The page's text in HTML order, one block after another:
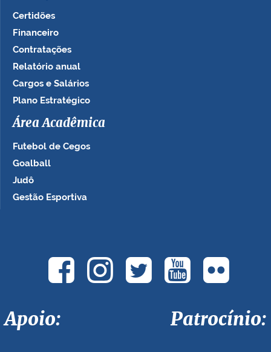
Certidões
Financeiro
Contratações
Relatório anual
Cargos e Salários
Plano Estratégico
Área Acadêmica
Futebol de Cegos
Goalball
Judô
Gestão Esportiva
Apoio: Patrocínio: